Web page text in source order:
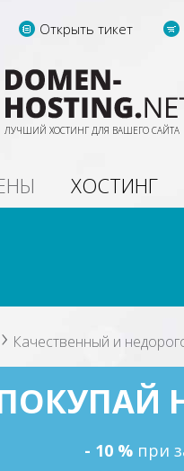
ЛУЧШИЙ ХОСТИНГ ДЛЯ ВАШЕГО САЙТА
Открыть тикет
ХОСТИНГ
Качественный и
- 10 % при